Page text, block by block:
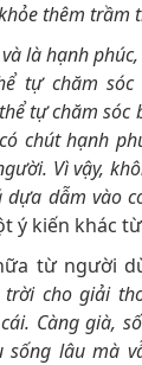
thêm trầm
là hạnh
tự chăm
tự chăm sóc
chút hạnh
Vì vậy,
dựa dẫm vào
ý kiến khác
từ người
cho giải
Càng già,
sống lâu mà